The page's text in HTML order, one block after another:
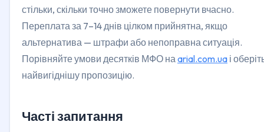
стільки, скільки точно зможете повернути вчасно.
Переплата за 7–14 днів цілком прийнятна, якщо
альтернатива — штрафи або непоправна ситуація.
Порівняйте умови десятків МФО наarial.com.ua і
найвигіднішу пропозицію.
Часті запитання